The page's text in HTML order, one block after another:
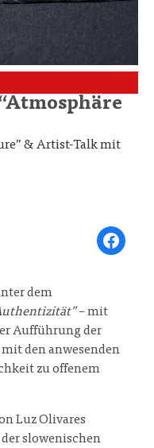
& Artist-Talk mit
Share on
dem
– mit
Aufführung der
den anwesenden
zu offenem
Luz Olivares
der slowenischen